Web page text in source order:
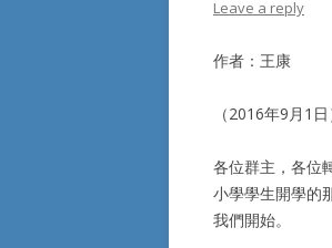
Leave a reply
作者：王康
（2016年9月1日
各位群主，各位
小學學生開學的
我們開始。